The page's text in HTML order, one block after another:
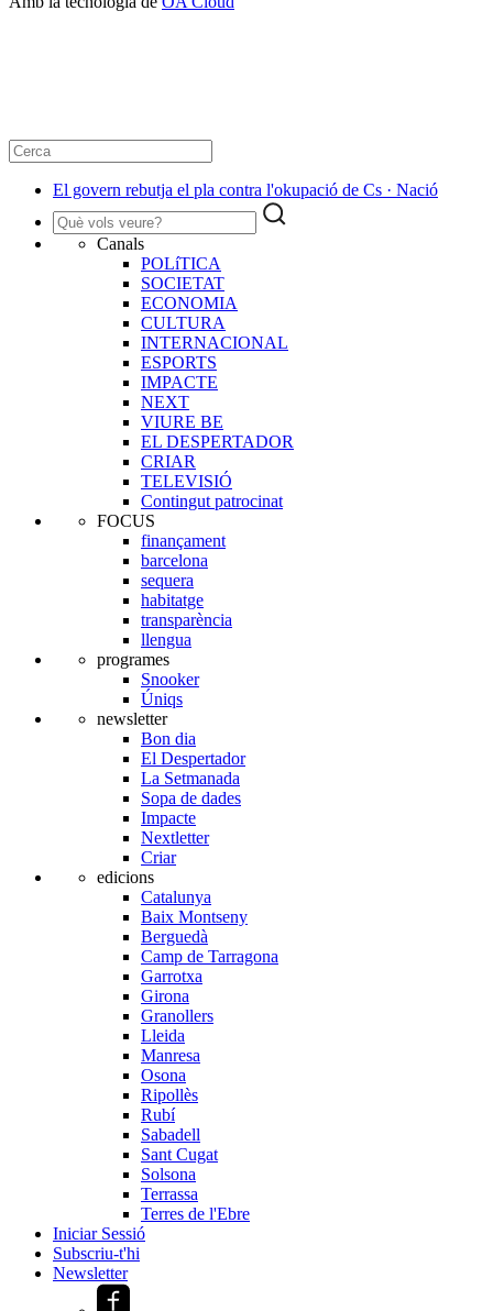
El govern rebutja el pla contra l'okupació de Cs · Nació
Canals
POLíTICA
SOCIETAT
ECONOMIA
CULTURA
INTERNACIONAL
ESPORTS
IMPACTE
NEXT
VIURE BE
EL DESPERTADOR
CRIAR
TELEVISIÓ
Contingut patrocinat
FOCUS
finançament
barcelona
sequera
habitatge
transparència
llengua
programes
Snooker
Úniqs
newsletter
Bon dia
El Despertador
La Setmanada
Sopa de dades
Impacte
Nextletter
Criar
edicions
Catalunya
Baix Montseny
Berguedà
Camp de Tarragona
Garrotxa
Girona
Granollers
Lleida
Manresa
Osona
Ripollès
Rubí
Sabadell
Sant Cugat
Solsona
Terrassa
Terres de l'Ebre
Iniciar Sessió
Subscriu-t'hi
Newsletter